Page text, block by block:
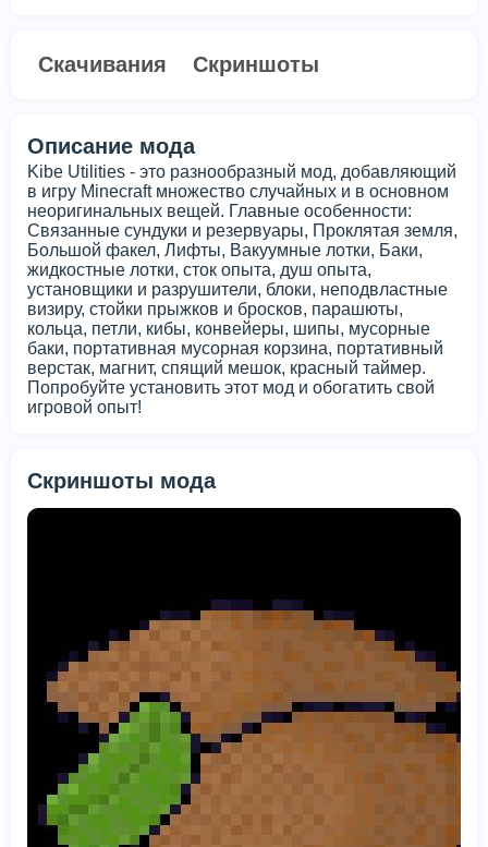
Скачивания Скриншоты
Описание мода
Kibe Utilities - это разнообразный мод, добавляющий
в игру Minecraft множество случайных и в основном
неоригинальных вещей. Главные особенности:
Связанные сундуки и резервуары, Проклятая земля,
Большой факел, Лифты, Вакуумные лотки, Баки,
жидкостные лотки, сток опыта, душ опыта,
установщики и разрушители, блоки, неподвластные
визиру, стойки прыжков и бросков, парашюты,
кольца, петли, кибы, конвейеры, шипы, мусорные
баки, портативная мусорная корзина, портативный
верстак, магнит, спящий мешок, красный таймер.
Попробуйте установить этот мод и обогатить свой
игровой опыт!
Скриншоты мода